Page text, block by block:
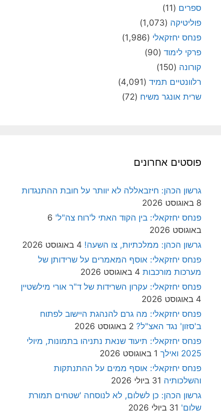
ספרים (11)
פוליטיקה (1,073)
פנחס יחזקאלי (1,986)
פרקי לימוד (90)
קורונה (150)
רלוונטיים תמיד (4,091)
שרית אונגר משיח (72)
פוסטים אחרונים
גרשון הכהן: חיזבאללה לא יוותר על חובת ההתנגדות
8 באוגוסט 2026
פנחס יחזקאלי: בין הקוד האתי ל'רוח צה"ל' 6
באוגוסט 2026
גרשון הכהן: ממלכתיות, צו השעה! 4 באוגוסט 2026
פנחס יחזקאלי: אוסף המאמרים על שרידותן של
מערכות מורכבות 4 באוגוסט 2026
פנחס יחזקאלי: עקרון השרידות של ד"ר אורי מילשטיין
4 באוגוסט 2026
פנחס יחזקאלי: מה גרם להנהגת היישוב לפתוח
ב'סזון' נגד האצ"ל? 2 באוגוסט 2026
פנחס יחזקאלי: תיעוד שנאת נתניהו בתמונות, מיולי
2025 ואילך
1 באוגוסט 2026
פנחס יחזקאלי: אוסף ממים על ההתנתקות
והשלכותיה 31 ביולי 2026
גרשון הכהן: כן לשלום, לא לנוסחה 'שטחים תמורת
שלום' 31 ביולי 2026